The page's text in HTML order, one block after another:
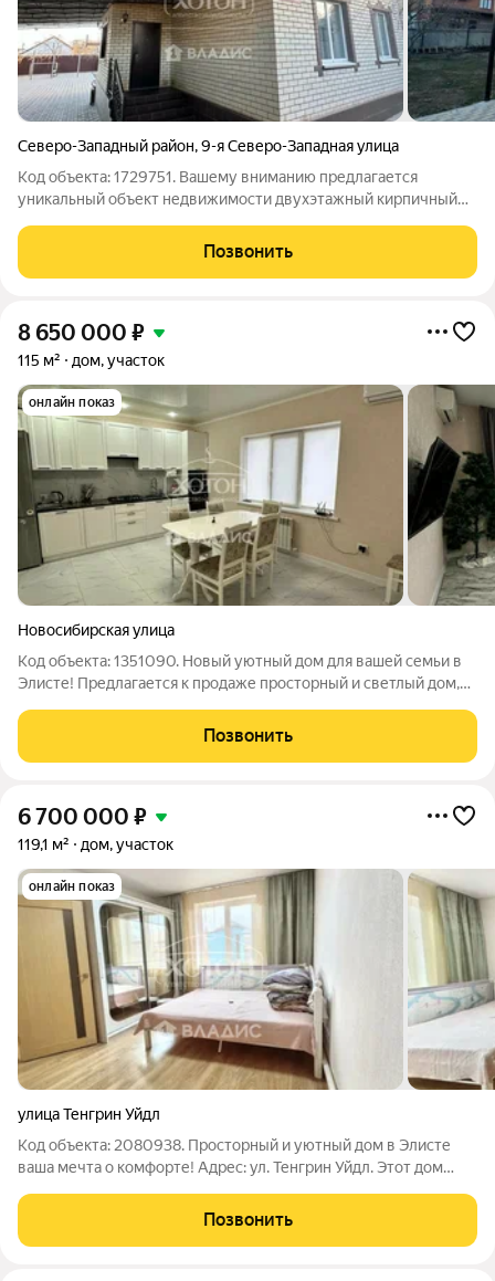
Северо-Западный район,9-я Северо-Западная улица
Код объекта: 1729751. Вашему вниманию предлагается
уникальный объект недвижимости двухэтажный кирпичный
улица, Северо-Западный район. Это идеальное место для тех,
кто ищет комфортное жильё в
Позвонить
8 650 000 ₽
115 м² дом, участок
онлайн показ
Новосибирская улица
Код объекта: 1351090. Новый уютный дом для вашей семьи в
Элисте! Предлагается к продаже просторный и светлый дом,
идеальный вариант для тех, кто ценит комфорт, уединение и
хочет жить в
Позвонить
6 700 000 ₽
119,1 м² дом, участок
онлайн показ
улица Тенгрин Уйдл
Код объекта: 2080938. Просторный и уютный дом в Элисте
ваша мечта о комфорте! Адрес: ул. Тенгрин Уйдл. Этот дом
хочет отказываться от городских удобств! Основные
характеристики: -
Позвонить